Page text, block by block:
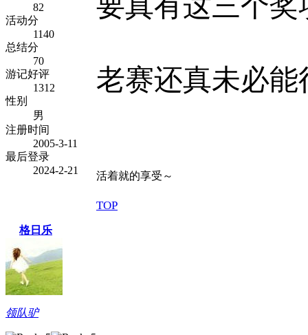
82
活动分
1140
总结分
70
游记好评
1312
性别
男
注册时间
2005-3-11
最后登录
2024-2-21
老赛还真未必能
活着就的享受～
TOP
格日乐
领队驴